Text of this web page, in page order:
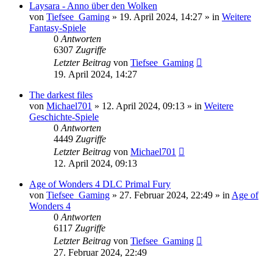
Laysara - Anno über den Wolken
von Tiefsee_Gaming » 19. April 2024, 14:27 » in Weitere
Fantasy-Spiele
0 Antworten
6307 Zugriffe
Letzter Beitrag von Tiefsee_Gaming
19. April 2024, 14:27
The darkest files
von Michael701 » 12. April 2024, 09:13 » in Weitere
Geschichte-Spiele
0 Antworten
4449 Zugriffe
Letzter Beitrag von Michael701
12. April 2024, 09:13
Age of Wonders 4 DLC Primal Fury
von Tiefsee_Gaming » 27. Februar 2024, 22:49 » in Age of
Wonders 4
0 Antworten
6117 Zugriffe
Letzter Beitrag von Tiefsee_Gaming
27. Februar 2024, 22:49